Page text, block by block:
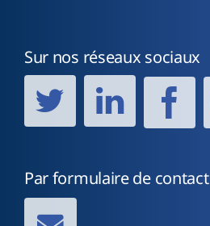
Sur nos réseaux sociaux
Par formulaire de contact